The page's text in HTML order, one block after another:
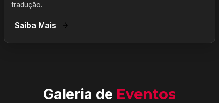
tradução.
Saiba Mais
Galeria de Eventos